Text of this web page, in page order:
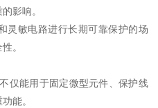
影响。
灵敏电路进行长期可靠保护的场
。
仅能用于固定微型元件、保护线
能。